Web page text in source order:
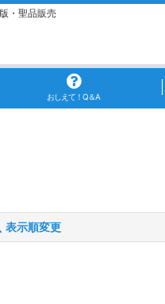
・聖品販売
おしえて！Q＆A
表示順変更